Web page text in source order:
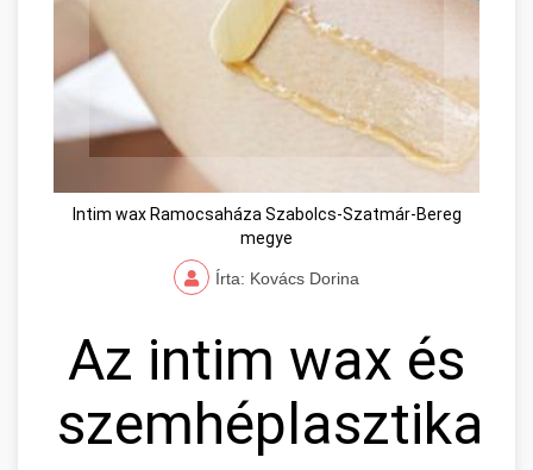
Intim wax Ramocsaháza Szabolcs-Szatmár-Bereg
megye
Írta: Kovács Dorina
Az intim wax és
szemhéplasztika